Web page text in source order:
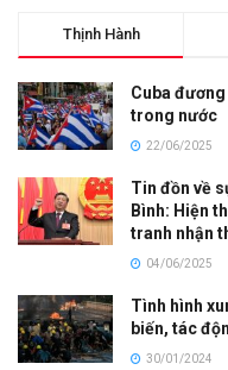
Thịnh Hành
Cuba
trong nước
22/06/2025
Tin đồn về
Bình: Hiện
tranh nhận
04/06/2025
Tình hình
biến, tác
30/01/2024